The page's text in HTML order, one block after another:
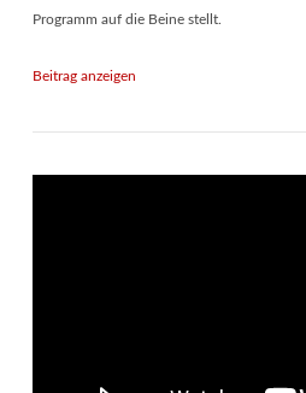
Programm auf die Beine stellt.
Beitrag anzeigen